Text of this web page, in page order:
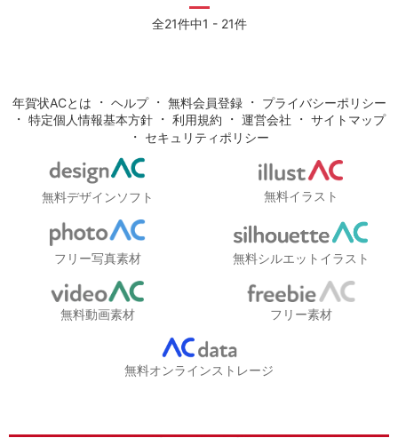
全21件中1 - 21件
年賀状ACとは ・ ヘルプ・ 無料会員登録・ プライバシーポリシー
・ 特定個人情報基本方針 ・ 利用規約 ・ 運営会社 ・ サイトマップ
・ セキュリティポリシー
無料デザインソフト 無料イラスト
フリー写真素材 無料シルエットイラスト
無料動画素材 フリー素材
無料オンラインストレージ